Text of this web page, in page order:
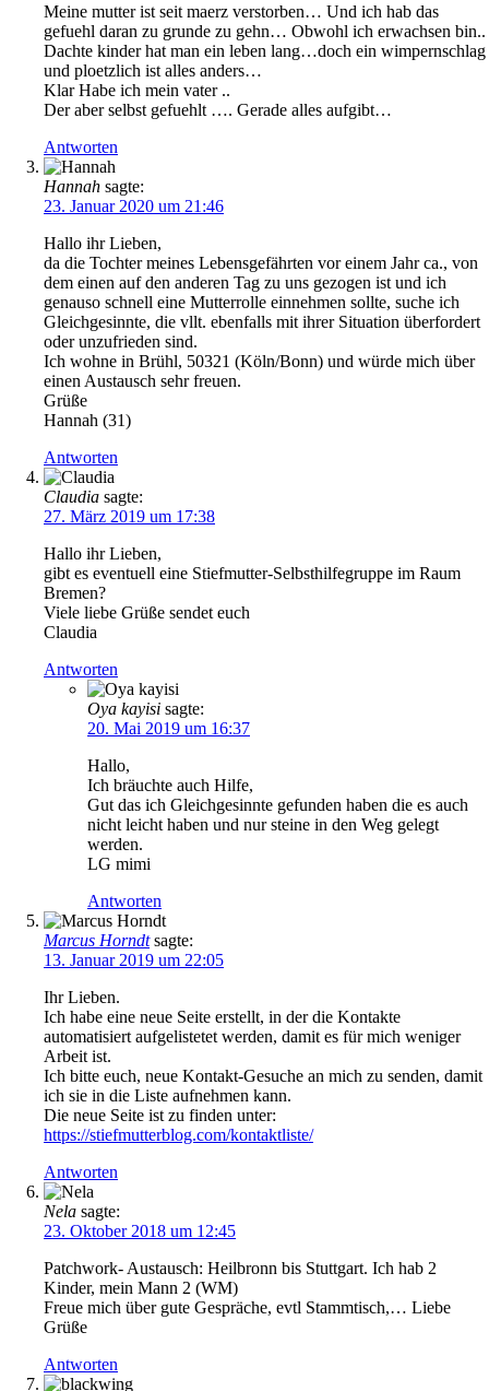
Meine mutter ist seit maerz verstorben… Und ich hab das
gefuehl daran zu grunde zu gehn… Obwohl ich erwachsen bin..
Dachte kinder hat man ein leben lang…doch ein wimpernschlag
und ploetzlich ist alles anders…
Klar Habe ich mein vater ..
Der aber selbst gefuehlt …. Gerade alles aufgibt…
Antworten
Hannah sagte:
23. Januar 2020 um 21:46
Hallo ihr Lieben,
da die Tochter meines Lebensgefährten vor einem Jahr ca., von
dem einen auf den anderen Tag zu uns gezogen ist und ich
genauso schnell eine Mutterrolle einnehmen sollte, suche ich
Gleichgesinnte, die vllt. ebenfalls mit ihrer Situation überfordert
oder unzufrieden sind.
Ich wohne in Brühl, 50321 (Köln/Bonn) und würde mich über
einen Austausch sehr freuen.
Grüße
Hannah (31)
Antworten
Claudia sagte:
27. März 2019 um 17:38
Hallo ihr Lieben,
gibt es eventuell eine Stiefmutter-Selbsthilfegruppe im Raum
Bremen?
Viele liebe Grüße sendet euch
Claudia
Antworten
Oya kayisi sagte:
20. Mai 2019 um 16:37
Hallo,
Ich bräuchte auch Hilfe,
Gut das ich Gleichgesinnte gefunden haben die es auch
nicht leicht haben und nur steine in den Weg gelegt
werden.
LG mimi
Antworten
Marcus Horndt sagte:
13. Januar 2019 um 22:05
Ihr Lieben.
Ich habe eine neue Seite erstellt, in der die Kontakte
automatisiert aufgelistetet werden, damit es für mich weniger
Arbeit ist.
Ich bitte euch, neue Kontakt-Gesuche an mich zu senden, damit
ich sie in die Liste aufnehmen kann.
Die neue Seite ist zu finden unter:
https://stiefmutterblog.com/kontaktliste/
Antworten
Nela sagte:
23. Oktober 2018 um 12:45
Patchwork- Austausch: Heilbronn bis Stuttgart. Ich hab 2
Kinder, mein Mann 2 (WM)
Freue mich über gute Gespräche, evtl Stammtisch,… Liebe
Grüße
Antworten